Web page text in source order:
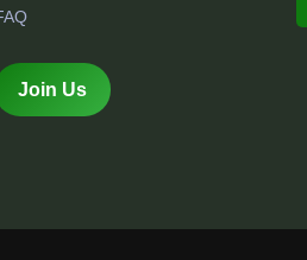
Join Us